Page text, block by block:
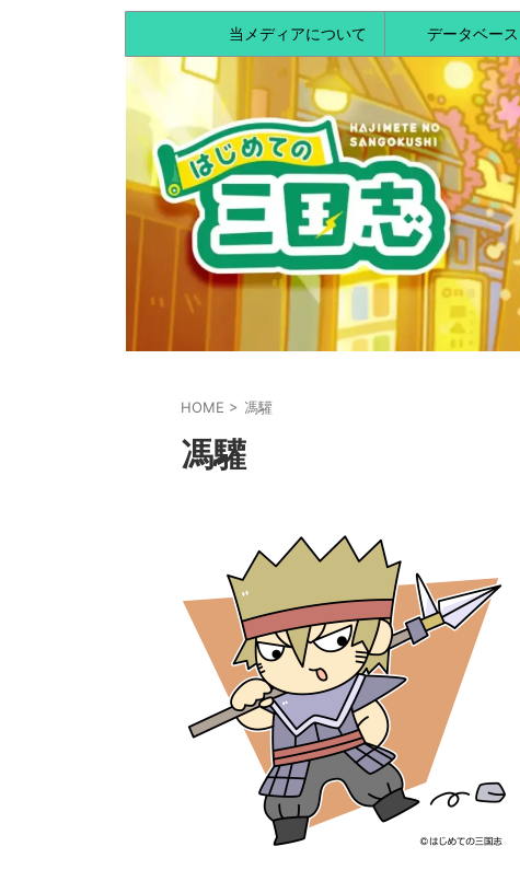
当メディアについて データベース
HOME > 馮驩
馮驩